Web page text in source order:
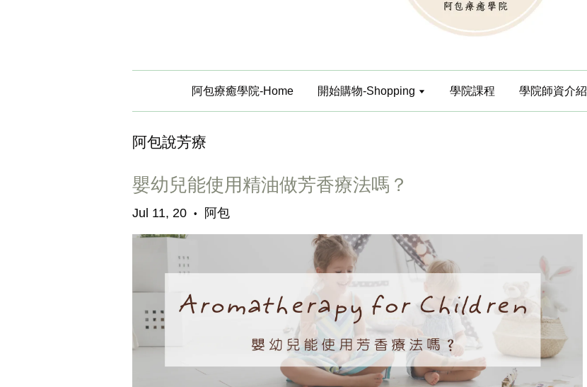
阿包療癒學院-Home 開始購物-Shopping 學院課程 學院師資介紹
阿包說芳療
嬰幼兒能使用精油做芳香療法嗎？
Jul 11, 20 • 阿包